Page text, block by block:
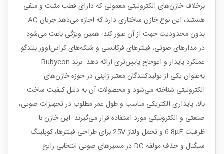
برخلاف خازن‌های الکترولیتی معمولی که دارای قطب مثبت و منفی
هستند، این نوع خازن ساختاری دارد که اجازه می‌دهد جریان AC
بدون محدودیت جهت از آن عبور کند. همین ویژگی باعث می‌شود
در مدارهای صوتی، فیلترهای فرکانسی و شبکه‌های کراس‌اوور بلندگو
عملکرد پایدار و اعوجاج پایین‌تری ارائه دهد. برند Rubycon
به‌عنوان یکی از تولیدکنندگان معتبر ژاپنی در حوزه خازن‌های
الکترولیتی شناخته می‌شود و محصولات آن به دلیل کیفیت ساخت
بالا، پایداری الکتریکی مناسب و طول عمر مطلوب در تجهیزات صوتی،
صنعتی و الکترونیکی مورد استفاده قرار می‌گیرند. این خازن با
ظرفیت 6.8µF و تحمل ولتاژ 25V برای طراحی فیلترها، کوپلینگ
سیگنال و حذف مولفه DC در مسیرهای صوتی انتخابی رایج